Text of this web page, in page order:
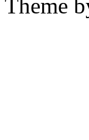
Theme